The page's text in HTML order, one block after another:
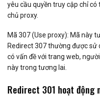
yêu cầu quyền truy cập chỉ
chủ proxy.
Mã 307 (Use proxy): Mã này
Redirect 307 thường được sử
có vấn đề với trang web,
này trong tương lai.
Redirect 301 hoạt động